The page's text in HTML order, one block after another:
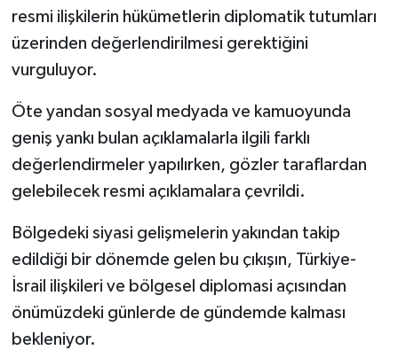
resmi ilişkilerin hükümetlerin diplomatik tutumları
üzerinden değerlendirilmesi gerektiğini
vurguluyor.
Öte yandan sosyal medyada ve kamuoyunda
geniş yankı bulan açıklamalarla ilgili farklı
değerlendirmeler yapılırken, gözler taraflardan
gelebilecek resmi açıklamalara çevrildi.
Bölgedeki siyasi gelişmelerin yakından takip
edildiği bir dönemde gelen bu çıkışın, Türkiye-
İsrail ilişkileri ve bölgesel diplomasi açısından
önümüzdeki günlerde de gündemde kalması
bekleniyor.